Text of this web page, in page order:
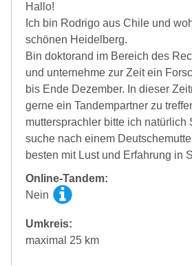
Hallo!
Ich bin Rodrigo aus Chile und
schönen Heidelberg.
Bin doktorand im Bereich des
und unternehme zur Zeit ein
bis Ende Dezember. In dieser
gerne ein Tandempartner zu
muttersprachler bitte ich natürlich
suche nach einem
besten mit Lust und Erfahrung in
Online-Tandem:
Nein
Umkreis:
maximal 25 km